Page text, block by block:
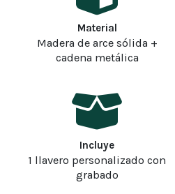
Material
Madera de arce sólida +
cadena metálica
Incluye
1 llavero personalizado con
grabado